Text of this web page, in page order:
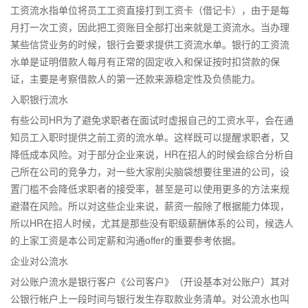
工资流水指单位将员工工资直接打到工资卡（借记卡），由于是每
月打一次工资，因此把工资账目全部打出来就是工资流水。当办理
某些信贷业务的时候，银行会要求提供工资流水单。银行的工资流
水单是证明借款人每月有正常的固定收入和保证按时扣贷款的保
证，主要是考察借款人的第一还款来源稳定性及负债能力。
入职银行流水
有些公司HR为了避免求职者在面试时虚报自己的工资水平，会在通
知员工入职时提供之前工资的流水单。这样既可以提醒求职者，又
降低成本风险。对于部分企业来说，HR在招人的时候会综合分析自
己所在公司的竞争力，对一些大家削尖脑袋想要往里进的公司，设
置门槛不会降低求职者的接受率，甚至是可以使用更多的方法来规
避潜在风险。所以对这些企业来说，薪资一般除了根据能力体现，
所以HR在招人时候，尤其是那些没有职级薪酬体系的公司，候选人
的上家工资是本公司定薪和沟通offer的重要参考依据。
企业对公流水
对公账户流水是银行客户《公司客户》（开设基本对公账户）其对
公银行帐户上一段时间与银行发生存取款业务清单。对公流水也叫